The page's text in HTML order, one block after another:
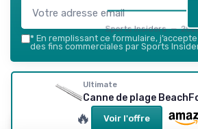
Sports Insiders —
* En remplissant ce formulaire,
des fins commerciales par Sports
ChatGPT
Ultimate
Canne de plage
🔥 Voir l'offre